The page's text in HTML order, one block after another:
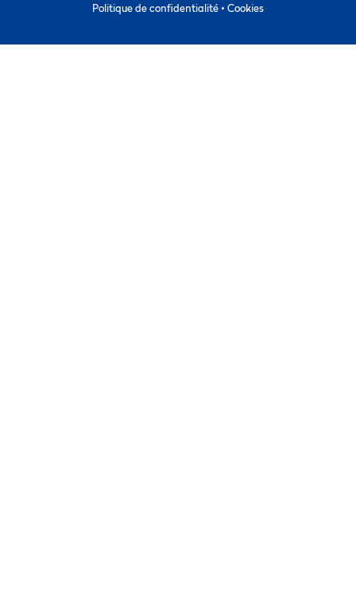
Politique de confidentialité • Cookies